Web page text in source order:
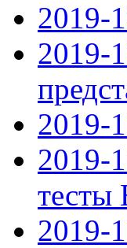
2019-
2019-
2019-
2019-
тесты
2019-